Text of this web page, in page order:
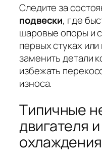
Следите за
подвески, где
шаровые опоры и
первых стуках
заменить детали
избежать
износа.
Типичные
двигателя
охлаждения